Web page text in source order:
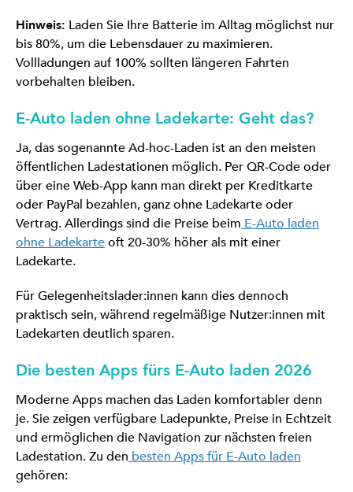
Hinweis: Laden Sie Ihre Batterie im Alltag möglichst nur
bis 80%, um die Lebensdauer zu maximieren.
Vollladungen auf 100% sollten längeren Fahrten
vorbehalten bleiben.
E-Auto laden ohne Ladekarte: Geht das?
Ja, das sogenannte Ad-hoc-Laden ist an den meisten
öffentlichen Ladestationen möglich. Per QR-Code oder
über eine Web-App kann man direkt per Kreditkarte
oder PayPal bezahlen, ganz ohne Ladekarte oder
Vertrag. Allerdings sind die Preise beim E-Auto laden
ohne Ladekarteoft 20-30% höher als mit einer
Ladekarte.
Für Gelegenheitslader:innen kann dies dennoch
praktisch sein, während regelmäßige Nutzer:innen mit
Ladekarten deutlich sparen.
Die besten Apps fürs E-Auto laden 2026
Moderne Apps machen das Laden komfortabler denn
je. Sie zeigen verfügbare Ladepunkte, Preise in Echtzeit
und ermöglichen die Navigation zur nächsten freien
Ladestation. Zu den besten Apps für E-Auto laden
gehören: